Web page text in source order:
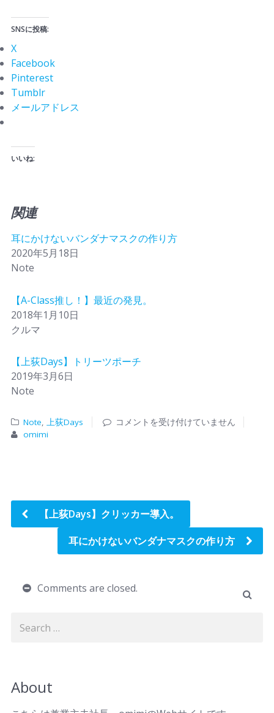
SNSに投稿:
X
Facebook
Pinterest
Tumblr
メールアドレス
いいね:
関連
耳にかけないバンダナマスクの作り方
2020年5月18日
Note
【A-Class推し！】最近の発見。
2018年1月10日
クルマ
【上荻Days】トリーツポーチ
2019年3月6日
Note
Note 上荻Days
コメントを受け付けていません
omimi
【上荻Days】クリッカー導入。
耳にかけないバンダナマスクの作り方
Comments are closed.
About